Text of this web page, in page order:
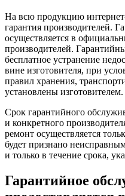
На всю продукцию
гарантия производителей.
осуществляется в
производителей.
бесплатное устранение
вине изготовителя, при
правил хранения,
установлены изготовителем.
Срок гарантийного
и конкретного
ремонт осуществляется
будет признано
и только в течение срока,
Гарантийное